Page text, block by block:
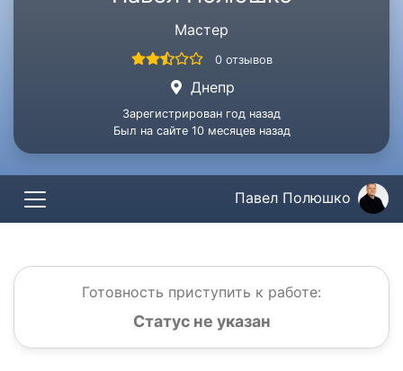
Мастер
0 отзывов
Днепр
Зарегистрирован год назад
Был на сайте 10 месяцев назад
Павел Полюшко
Готовность приступить к работе:
Статус не указан